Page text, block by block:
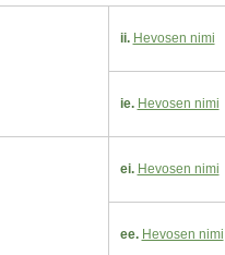
ii. Hevosen nimi
ie. Hevosen nimi
ei. Hevosen nimi
ee. Hevosen nimi